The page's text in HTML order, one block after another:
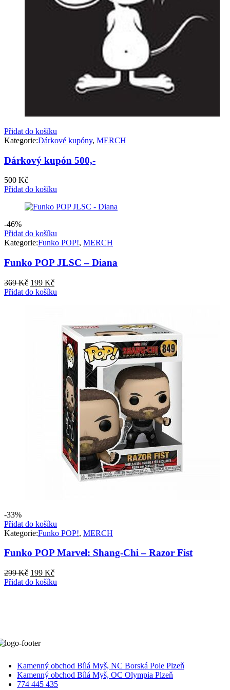
Přidat do košíku
Kategorie:Dárkové kupóny, MERCH
Dárkový kupón 500,-
500 Kč
Přidat do košíku
-46%
Přidat do košíku
Kategorie:Funko POP!, MERCH
Funko POP JLSC – Diana
369Kč Původní
cena
199 KčAktuální
cena
Přidat do košíku
-33%
Přidat do košíku
Kategorie:Funko POP!, MERCH
Funko POP Marvel: Shang-Chi – Razor Fist
299Kč Původní
cena
199 KčAktuální
cena
Přidat do košíku
Kamenný obchod Bílá Myš, NC Borská Pole Plzeň
Kamenný obchod Bílá Myš, OC Olympia Plzeň
774 445 435